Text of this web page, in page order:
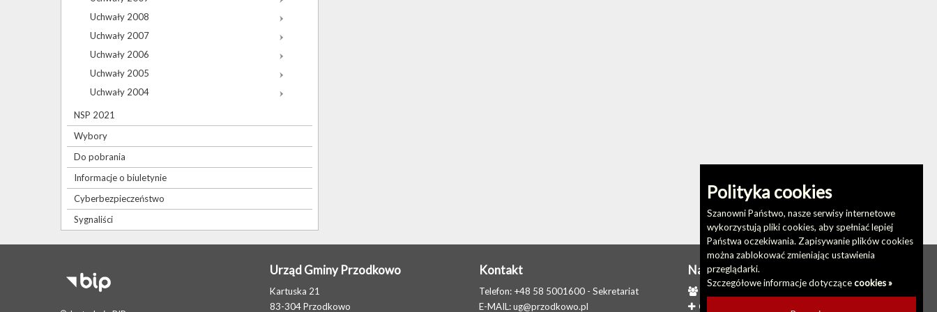
Polityka cookies
Szanowni Państwo, nasze serwisy internetowe
wykorzystują pliki cookies, aby spełniać lepiej
Państwa oczekiwania. Zapisywanie plików cookies
można zablokować zmieniając ustawienia
przeglądarki.
Szczegółowe informacje dotyczącecookies »
Uchwały 2008
Uchwały 2007
Uchwały 2006
Uchwały 2005
Uchwały 2004
NSP 2021
Wybory
Do pobrania
Informacje o biuletynie
Cyberbezpieczeństwo
Sygnaliści
Urząd Gminy Przodkowo
Kartuska 21
83-304 Przodkowo
Kontakt
Telefon: +48 58 5001600 - Sekretariat
E-MAIL:ug@przodkowo.pl
Na skróty
Redakcja biuletynu
Ostatnio dodane